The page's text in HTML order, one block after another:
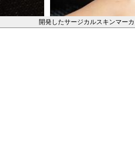
開発したサージカルスキンマー